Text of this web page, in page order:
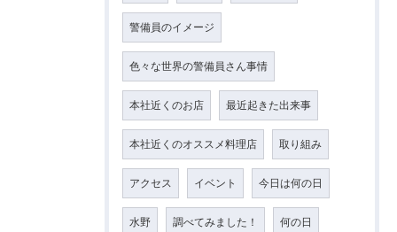
警備員のイメージ
色々な世界の警備員さん事情
本社近くのお店 最近起きた出来事
本社近くのオススメ料理店 取り組み
アクセス イベント 今日は何の日
水野 調べてみました！ 何の日